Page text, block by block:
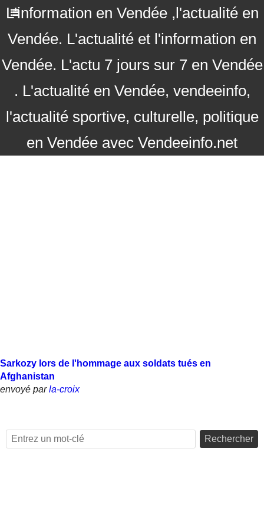
L'information en Vendée ,l'actualité en
Vendée. L'actualité et l'information en
Vendée. L'actu 7 jours sur 7 en Vendée
. L'actualité en Vendée, vendeeinfo,
l'actualité sportive, culturelle, politique
en Vendée avec Vendeeinfo.net
Sarkozy lors de l'hommage aux soldats tués en
Afghanistan
envoyé parla-croix
Rechercher